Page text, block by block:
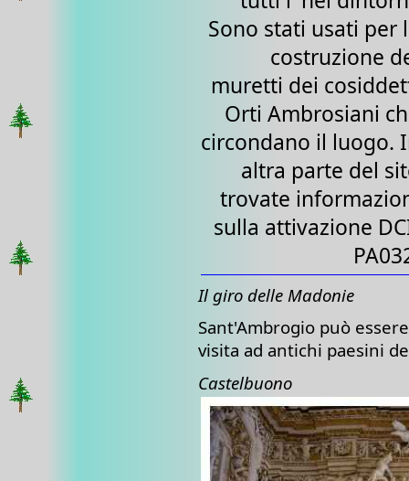
Sono stati usati per
costruzione
muretti dei
Orti Ambrosiani
circondano il luogo.
altra parte del
trovate
sulla attivazione
Il giro delle Madonie
Sant'Ambrogio può
visita ad antichi paesini
Castelbuono